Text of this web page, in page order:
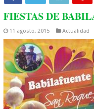
FIESTAS DE
11 agosto, 2015 Actualidad